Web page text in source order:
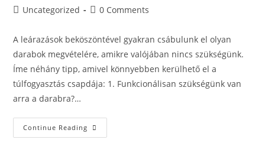
Uncategorized
0 Comments
A leárazások beköszöntével gyakran csábulunk el olyan
darabok megvételére, amikre valójában nincs szükségünk.
Íme néhány tipp, amivel könnyebben kerülhető el a
túlfogyasztás csapdája: 1. Funkcionálisan szükségünk van
arra a darabra?…
Continue Reading